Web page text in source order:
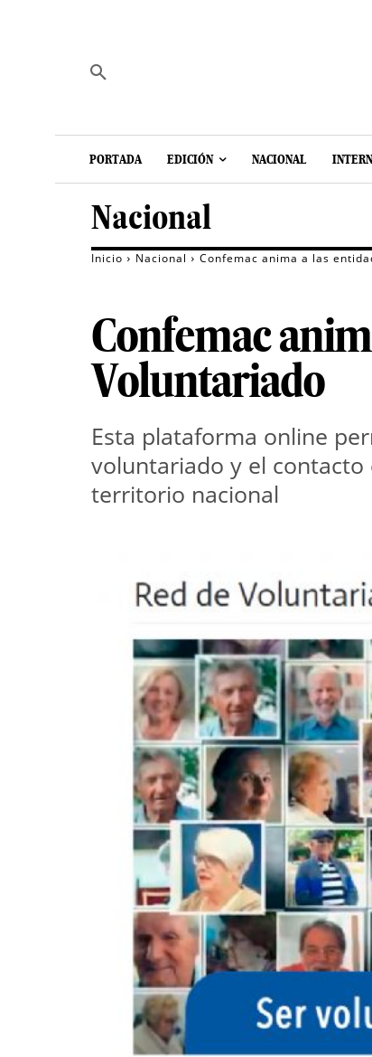
PORTADA EDICIÓN NACIONAL
Nacional
Inicio Nacional Confemac anima a las
Confemac
Voluntariado
Esta plataforma online
voluntariado y el
territorio nacional